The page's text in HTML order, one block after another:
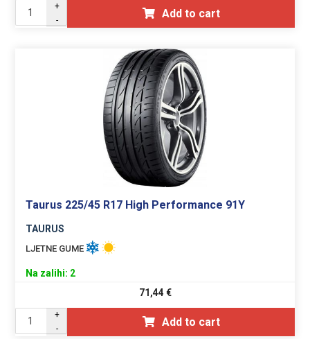
+
-
Add to cart
Taurus 225/45 R17 High Performance 91Y
TAURUS
LJETNE GUME
Na zalihi: 2
71,44 €
+
-
Add to cart